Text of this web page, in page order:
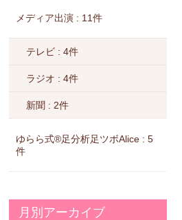
メディア出演 : 11件
テレビ : 4件
ラジオ : 4件
新聞 : 2件
ゆらら式®︎足分析足ツボAlice : 5
件
月別アーカイブ